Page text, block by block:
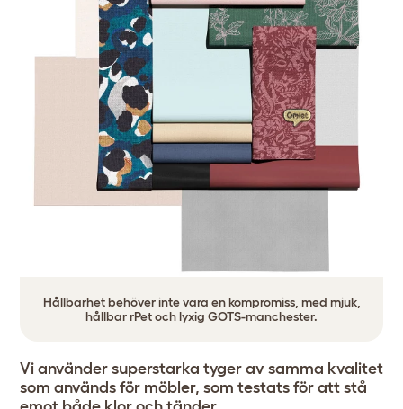
Hållbarhet behöver inte vara en kompromiss, med mjuk,
hållbar rPet och lyxig GOTS-manchester.
Vi använder superstarka tyger av samma kvalitet
som används för möbler, som testats för att stå